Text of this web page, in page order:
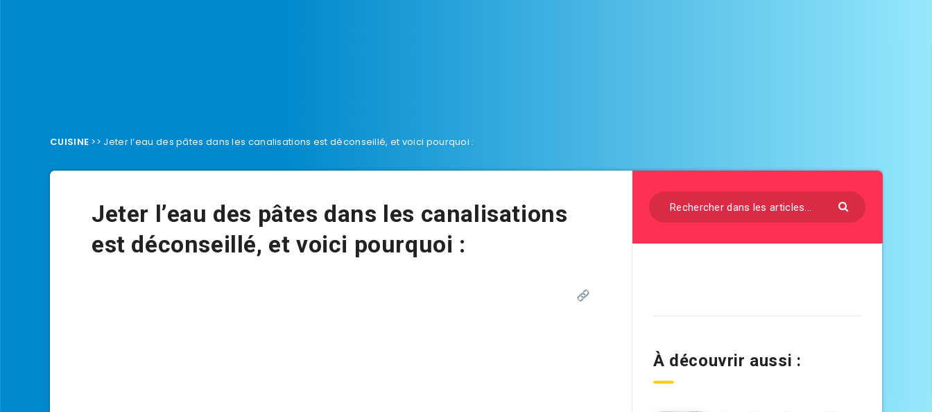
CUISINE >> Jeter l’eau des pâtes dans les canalisations est déconseillé, et voici pourquoi :
Jeter l’eau des pâtes dans les canalisations
est déconseillé, et voici pourquoi :
À découvrir aussi :